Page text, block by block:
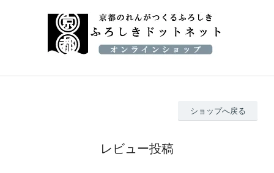
ショップへ戻る
レビュー投稿